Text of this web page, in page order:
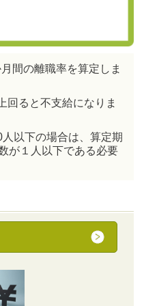
間の離職率を算定しま
回ると不支給になりま
以下の場合は、算定期
が１人以下である必要